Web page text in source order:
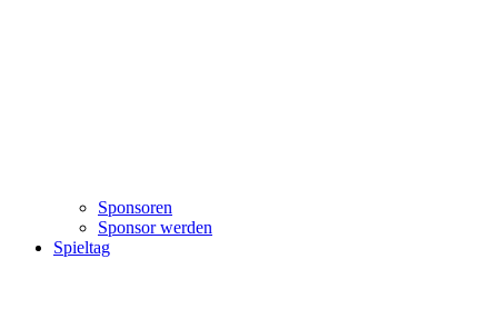
Sponsoren
Sponsor werden
Spieltag